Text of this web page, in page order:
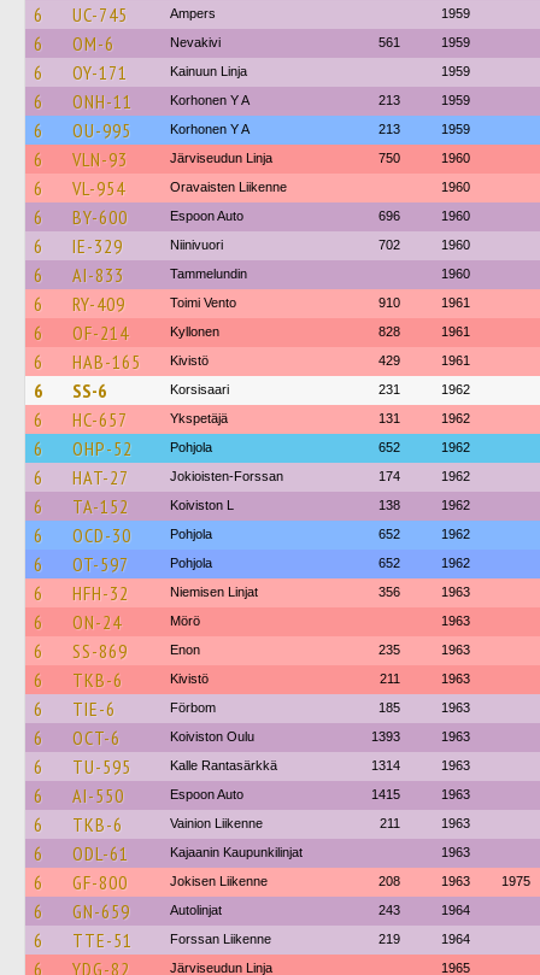
6 UC-745 Ampers 1959
6 OM-6 Nevakivi 561 1959
6 OY-171 Kainuun Linja 1959
6 ONH-11 Korhonen Y A 213 1959
6 OU-995 Korhonen Y A 213 1959
6 VLN-93 Järviseudun Linja 750 1960
6 VL-954 Oravaisten Liikenne 1960
6 BY-600 Espoon Auto 696 1960
6 IE-329 Niinivuori 702 1960
6 AI-833 Tammelundin 1960
6 RY-409 Toimi Vento 910 1961
6 OF-214 Kyllonen 828 1961
6 HAB-165 Kivistö 429 1961
6 SS-6 Korsisaari 231 1962
6 HC-657 Ykspetäjä 131 1962
6 OHP-52 Pohjola 652 1962
6 HAT-27 Jokioisten-Forssan 174 1962
6 TA-152 Koiviston L 138 1962
6 OCD-30 Pohjola 652 1962
6 OT-597 Pohjola 652 1962
6 HFH-32 Niemisen Linjat 356 1963
6 ON-24 Mörö 1963
6 SS-869 Enon 235 1963
6 TKB-6 Kivistö 211 1963
6 TIE-6 Förbom 185 1963
6 OCT-6 Koiviston Oulu 1393 1963
6 TU-595 Kalle Rantasärkkä 1314 1963
6 AI-550 Espoon Auto 1415 1963
6 TKB-6 Vainion Liikenne 211 1963
6 ODL-61 Kajaanin Kaupunkilinjat 1963
6 GF-800 Jokisen Liikenne 208 1963 1975
6 GN-659 Autolinjat 243 1964
6 TTE-51 Forssan Liikenne 219 1964
6 YDG-82 Järviseudun Linja 1965